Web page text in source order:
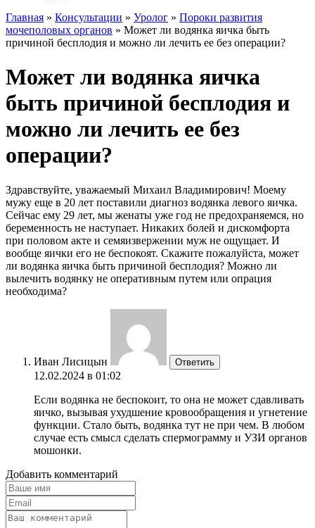
Главная » Консультации » Уролог » Пороки развития
мочеполовых органов » Может ли водянка яичка быть
причиной бесплодия и можно ли лечить ее без операции?
Может ли водянка яичка
быть причиной бесплодия и
можно ли лечить ее без
операции?
Здравствуйте, уважаемый Михаил Владимирович! Моему
мужу еще в 20 лет поставили диагноз водянка левого яичка.
Сейчас ему 29 лет, мы женаты уже год не предохраняемся, но
беременность не наступает. Никаких болей и дискомфорта
при половом акте и семяизвержении муж не ощущает. И
вообще яички его не беспокоят. Скажите пожалуйста, может
ли водянка яичка быть причиной бесплодия? Можно ли
вылечить водянку не оперативным путем или опрация
необходима?
Иван Лисицын Ответить
12.02.2024 в 01:02
Если водянка не беспокоит, то она не может сдавливать
яичко, вызывая ухудшение кровообращения и угнетение
функции. Стало быть, водянка тут не при чем. В любом
случае есть смысл сделать спермограмму и УЗИ органов
мошонки.
Добавить комментарий